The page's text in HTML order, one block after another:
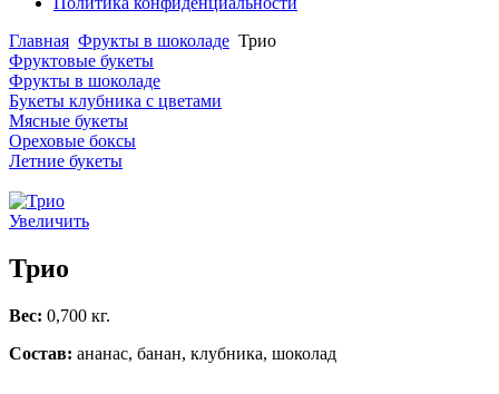
Главная Фрукты в шоколаде Трио
Фруктовые букеты
Фрукты в шоколаде
Букеты клубника с цветами
Мясные букеты
Ореховые боксы
Летние букеты
Увеличить
Трио
Вес: 0,700 кг.
Состав: ананас, банан, клубника, шоколад